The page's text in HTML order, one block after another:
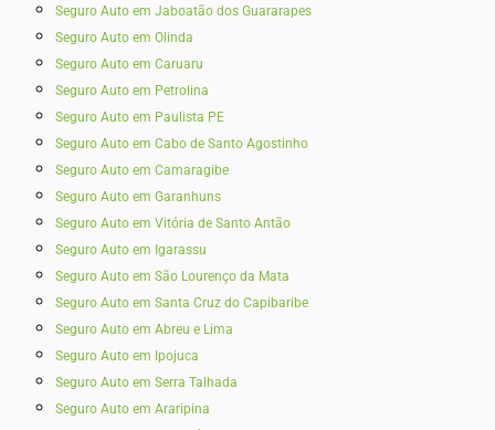
Seguro Auto em Jaboatão dos Guararapes
Seguro Auto em Olinda
Seguro Auto em Caruaru
Seguro Auto em Petrolina
Seguro Auto em Paulista PE
Seguro Auto em Cabo de Santo Agostinho
Seguro Auto em Camaragibe
Seguro Auto em Garanhuns
Seguro Auto em Vitória de Santo Antão
Seguro Auto em Igarassu
Seguro Auto em São Lourenço da Mata
Seguro Auto em Santa Cruz do Capibaribe
Seguro Auto em Abreu e Lima
Seguro Auto em Ipojuca
Seguro Auto em Serra Talhada
Seguro Auto em Araripina